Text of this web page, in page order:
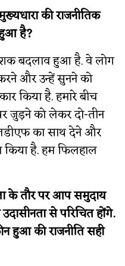
की राजनीतिक
है?
बदलाव हुआ है. वे लोग
और उन्हें सुनने को
किया है. हमारे बीच
जुड़ने को लेकर दो-तीन
का साथ देने और
है. हम फिलहाल
के तौर पर आप समुदाय
से परिचित होंगे.
की राजनीति सही